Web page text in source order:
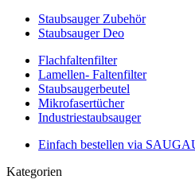
Staubsauger Zubehör
Staubsauger Deo
Flachfaltenfilter
Lamellen- Faltenfilter
Staubsaugerbeutel
Mikrofasertücher
Industriestaubsauger
Einfach bestellen via
Kategorien